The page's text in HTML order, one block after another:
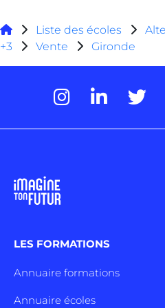
Liste des écoles
+3
Vente Gironde
LES FORMATIONS
Annuaire formations
Annuaire écoles